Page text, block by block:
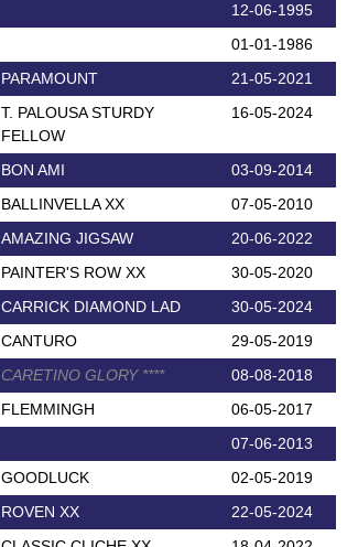
12-06-1995
01-01-1986
PARAMOUNT
21-05-2021
T. PALOUSA STURDY
FELLOW
16-05-2024
BON AMI
03-09-2014
BALLINVELLA XX
07-05-2010
AMAZING JIGSAW
20-06-2022
PAINTER'S ROW XX
30-05-2020
CARRICK DIAMOND LAD
30-05-2024
CANTURO
29-05-2019
CARETINO GLORY ****
08-08-2018
FLEMMINGH
06-05-2017
07-06-2013
GOODLUCK
02-05-2019
ROVEN XX
22-05-2024